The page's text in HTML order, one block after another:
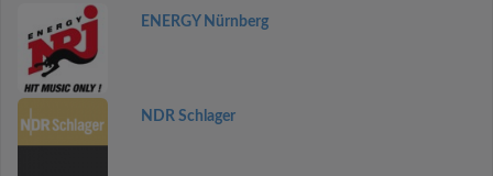
ENERGY Nürnberg
NDR Schlager